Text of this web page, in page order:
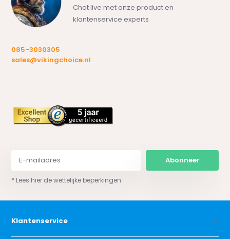
Chat live met onze product en
klantenservice experts
085-3030305
sales@vikingchoice.nl
Abonneer
* Lees hier de wettelijke beperkingen
Klantenservice